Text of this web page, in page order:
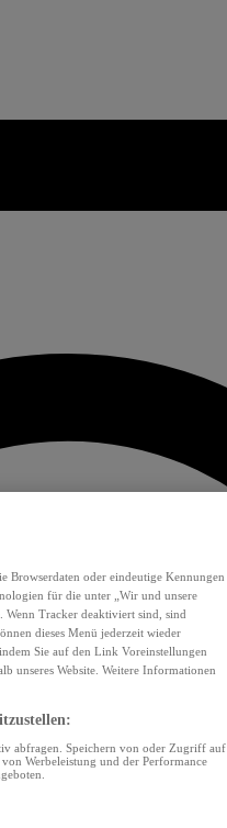
Browserdaten oder eindeutige Kennungen
für die unter „Wir und unsere
Wenn Tracker deaktiviert sind, sind
dieses Menü jederzeit wieder
Sie auf den Link Voreinstellungen
unseres Website. Weitere Informationen
abfragen. Speichern von oder Zugriff auf
Werbeleistung und der Performance